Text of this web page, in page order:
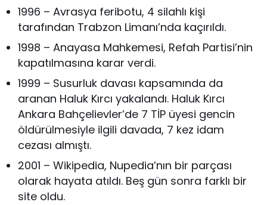
1996 – Avrasya feribotu, 4 silahlı kişi
tarafından Trabzon Limanı’nda kaçırıldı.
1998 – Anayasa Mahkemesi, Refah Partisi’nin
kapatılmasına karar verdi.
1999 – Susurluk davası kapsamında da
aranan Haluk Kırcı yakalandı. Haluk Kırcı
Ankara Bahçelievler’de 7 TİP üyesi gencin
öldürülmesiyle ilgili davada, 7 kez idam
cezası almıştı.
2001 – Wikipedia, Nupedia’nın bir parçası
olarak hayata atıldı. Beş gün sonra farklı bir
site oldu.